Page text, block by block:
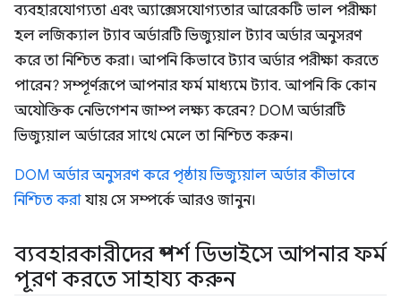
ব্যবহারযোগ্যতা এবং অ্যাক্সেসযোগ্যতার আরেকটি ভাল পরীক্ষা
হল লজিক্যাল ট্যাব অর্ডারটি ভিজ্যুয়াল ট্যাব অর্ডার অনুসরণ
করে তা নিশ্চিত করা। আপনি কিভাবে ট্যাব অর্ডার পরীক্ষা করতে
পারেন? সম্পূর্ণরূপে আপনার ফর্ম মাধ্যমে ট্যাব. আপনি কি কোন
অযৌক্তিক নেভিগেশন জাম্প লক্ষ্য করেন? DOM অর্ডারটি
ভিজ্যুয়াল অর্ডারের সাথে মেলে তা নিশ্চিত করুন।
DOM অর্ডার অনুসরণ করে পৃষ্ঠায় ভিজ্যুয়াল অর্ডার কীভাবে
নিশ্চিত করা যায় সে সম্পর্কে আরও জানুন।
ব্যবহারকারীদের স্পর্শ ডিভাইসে আপনার ফর্ম
পূরণ করতে সাহায্য করুন